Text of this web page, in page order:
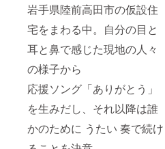
岩手県陸前高田市の仮設住
宅をまわる中。自分の目と
耳と鼻で感じた現地の人々
の様子から
応援ソング「ありがとう」
を生みだし、それ以降は誰
かのために うたい 奏で続け